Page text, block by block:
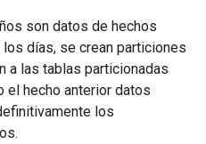
son datos de hechos
días, se crean particiones
a las tablas particionadas
el hecho anterior datos
los